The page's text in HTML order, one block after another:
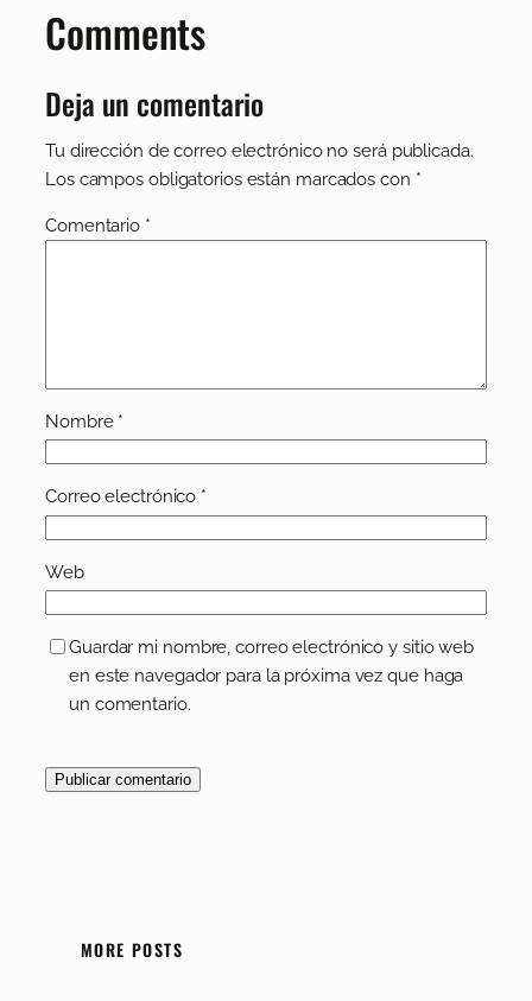
Comments
Deja un comentario
Tu dirección de correo electrónico no será publicada.
Los campos obligatorios están marcados con *
Comentario *
Nombre *
Correo electrónico *
Web
Guardar mi nombre, correo electrónico y sitio web
en este navegador para la próxima vez que haga
un comentario.
MORE POSTS